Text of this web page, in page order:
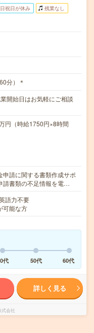
祝日が休み 残業なし
分）＊
開始日はお気軽にご相談
円（時給1750円×8時間
申請に関する書類作成サポ
請書類の不足情報を電…
語力不要
可能な方
代 50代 60代
詳しく見る
会社